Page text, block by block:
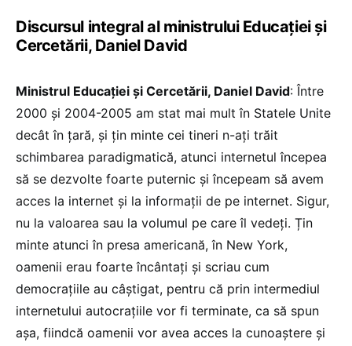
Discursul integral al ministrului Educației și
Cercetării, Daniel David
Ministrul Educației și Cercetării, Daniel David: Între
2000 și 2004-2005 am stat mai mult în Statele Unite
decât în țară, și țin minte cei tineri n-ați trăit
schimbarea paradigmatică, atunci internetul începea
să se dezvolte foarte puternic și începeam să avem
acces la internet și la informații de pe internet. Sigur,
nu la valoarea sau la volumul pe care îl vedeți. Țin
minte atunci în presa americană, în New York,
oamenii erau foarte încântați și scriau cum
democrațiile au câștigat, pentru că prin intermediul
internetului autocrațiile vor fi terminate, ca să spun
așa, fiindcă oamenii vor avea acces la cunoaștere și